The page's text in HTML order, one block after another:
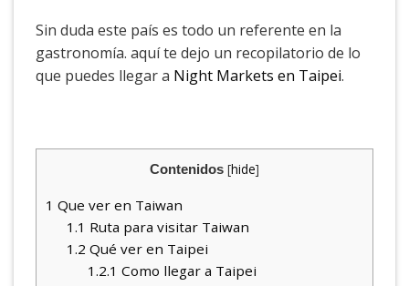
Sin duda este país es todo un referente en la
gastronomía. aquí te dejo un recopilatorio de lo
que puedes llegar a Night Markets en Taipei.
Contenidos [hide]
1 Que ver en Taiwan
1.1 Ruta para visitar Taiwan
1.2 Qué ver en Taipei
1.2.1 Como llegar a Taipei